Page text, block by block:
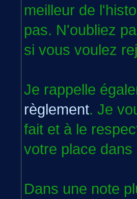
meilleur de
pas. N'oubliez
si vous voulez
Je rappelle
règlement. Je
fait et à le
votre place dans
Dans une note